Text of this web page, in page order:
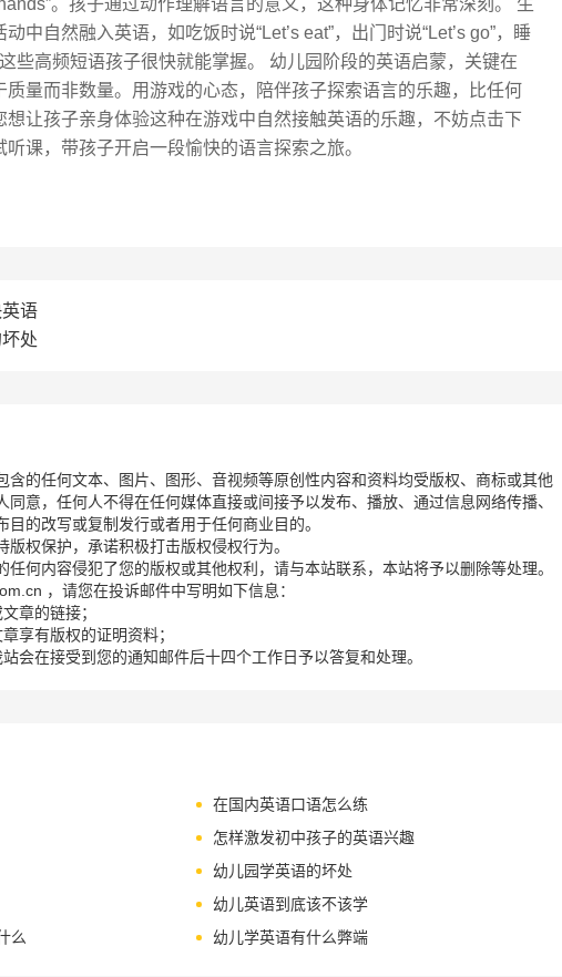
。孩子通过动作理解语言的意义，这种身体记忆非常深刻。 生
中自然融入英语，如吃饭时说“Let’s eat”，出门时说“Let’s go”，睡
些高频短语孩子很快就能掌握。 幼儿园阶段的英语启蒙，关键在
质量而非数量。用游戏的心态，陪伴孩子探索语言的乐趣，比任何
想让孩子亲身体验这种在游戏中自然接触英语的乐趣，不妨点击下
课，带孩子开启一段愉快的语言探索之旅。
语
处
含的任何文本、图片、图形、音视频等原创性内容和资料均受版权、商标或其他
同意，任何人不得在任何媒体直接或间接予以发布、播放、通过信息网络传播、
的改写或复制发行或者用于任何商业目的。
版权保护，承诺积极打击版权侵权行为。
任何内容侵犯了您的版权或其他权利，请与本站联系，本站将予以删除等处理。
，请您在投诉邮件中写明如下信息：
章的链接；
享有版权的证明资料；
站会在接受到您的通知邮件后十四个工作日予以答复和处理。
在国内英语口语怎么练
怎样激发初中孩子的英语兴趣
幼儿园学英语的坏处
幼儿英语到底该不该学
么
幼儿学英语有什么弊端